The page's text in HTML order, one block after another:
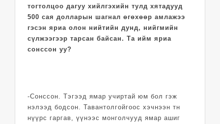
тогтолцоо дагуу хийлгэхийн тулд хятадууд
500 сая долларын шагнал өгөхөөр амлажээ
гэсэн яриа олон нийтийн дунд, нийгмийн
сүлжээгээр тарсан байсан. Та ийм яриа
сонссон уу?
-Сонссон. Тэгээд ямар учиртай юм бол гэж
нэлээд бодсон. Тавантолгойгоос хэчнээн тн
нүүрс гаргав, үүнээс монголчууд ямар ашиг